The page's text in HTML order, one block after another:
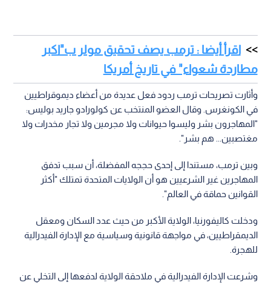
اقرأ أيضا : ترمب يصف تحقيق مولر ب"اكبر
مطاردة شعواء" في تاريخ أمريكا
وأثارت تصريحات ترمب ردود فعل عديدة من أعضاء ديموقراطيين
في الكونغرس. وقال العضو المنتخب عن كولورادو جاريد بوليس:
"المهاجرون بشر وليسوا حيوانات ولا مجرمين ولا تجار مخدرات ولا
مغتصبين... هم بشر".
وبين ترمب، مستندا إلى إحدى حججه المفضلة، أن سبب تدفق
المهاجرين غير الشرعيين هو أن الولايات المتحدة تمتلك "أكثر
القوانين حماقة في العالم".
ودخلت كاليفورنيا، الولاية الأكبر من حيث عدد السكان ومعقل
الديمقراطيين، في مواجهة قانونية وسياسية مع الإدارة الفيدرالية
للهجرة.
وشرعت الإدارة الفيدرالية في ملاحقة الولاية لدفعها إلى التخلي عن